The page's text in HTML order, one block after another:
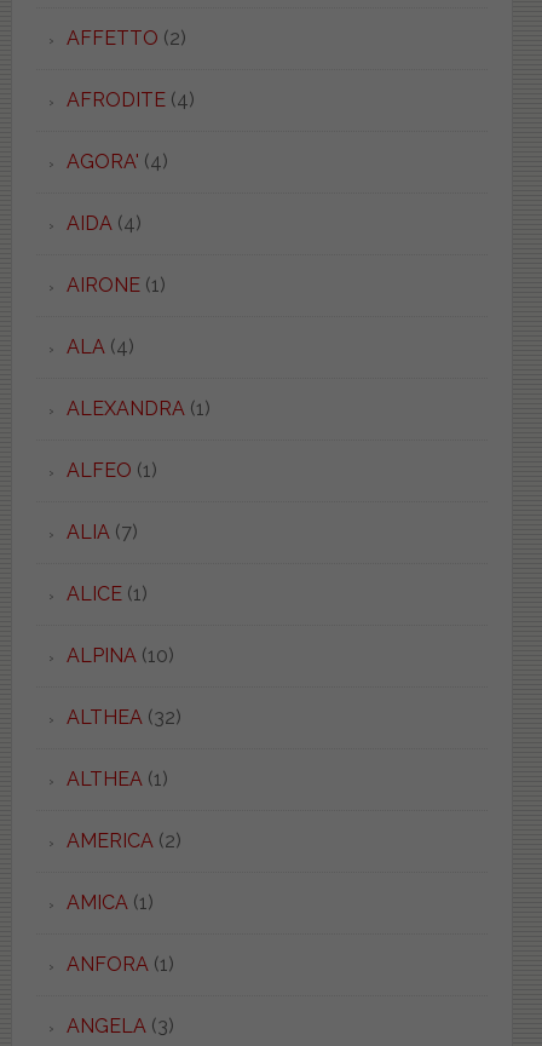
AFFETTO (2)
AFRODITE(4)
AGORA' (4)
AIDA(4)
AIRONE(1)
ALA(4)
ALEXANDRA(1)
ALFEO (1)
ALIA(7)
ALICE(1)
ALPINA(10)
ALTHEA(32)
ALTHEA(1)
AMERICA(2)
AMICA(1)
ANFORA(1)
ANGELA(3)